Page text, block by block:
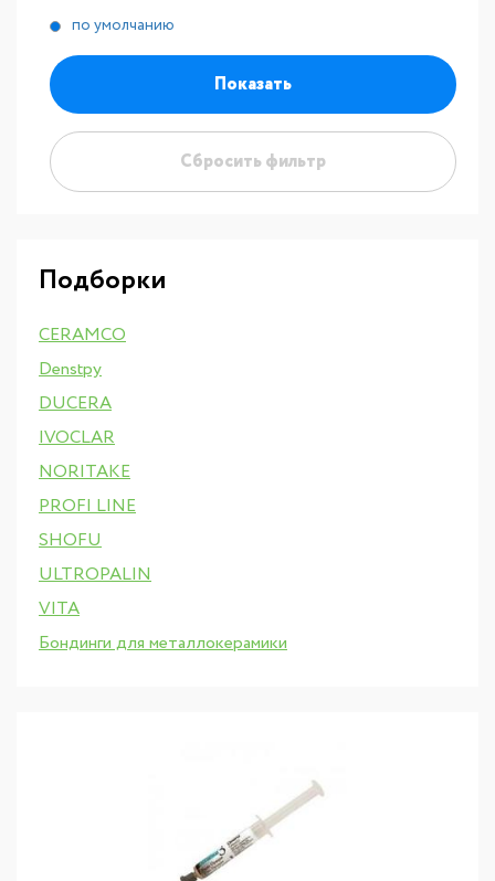
по умолчанию
Показать
Сбросить фильтр
Подборки
CERAMCO
Denstpy
DUCERA
IVOCLAR
NORITAKE
PROFI LINE
SHOFU
ULTROPALIN
VITA
Бондинги для металлокерамики